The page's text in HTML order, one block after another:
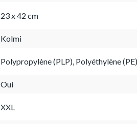
23 x 42 cm
Kolmi
Polypropylène (PLP), Polyéthylène (PE)
Oui
XXL